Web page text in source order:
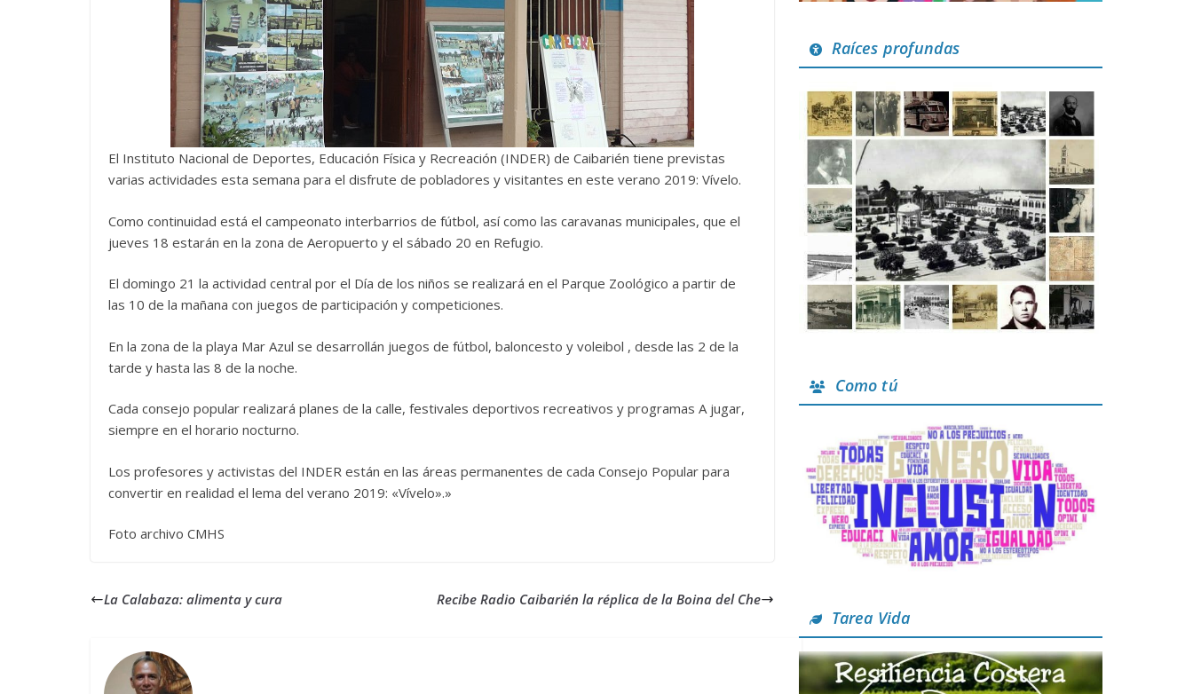
El Instituto Nacional de Deportes, Educación Física y Recreación (INDER) de Caibarién tiene previstas
varias actividades esta semana para el disfrute de pobladores y visitantes en este verano 2019: Vívelo.
Como continuidad está el campeonato interbarrios de fútbol, así como las caravanas municipales, que el
jueves 18 estarán en la zona de Aeropuerto y el sábado 20 en Refugio.
El domingo 21 la actividad central por el Día de los niños se realizará en el Parque Zoológico a partir de
las 10 de la mañana con juegos de participación y competiciones.
En la zona de la playa Mar Azul se desarrollán juegos de fútbol, baloncesto y voleibol , desde las 2 de la
tarde y hasta las 8 de la noche.
Cada consejo popular realizará planes de la calle, festivales deportivos recreativos y programas A jugar,
siempre en el horario nocturno.
Los profesores y activistas del INDER están en las áreas permanentes de cada Consejo Popular para
convertir en realidad el lema del verano 2019: «Vívelo».»
Foto archivo CMHS
La Calabaza: alimenta y cura Recibe Radio Caibarién la réplica de la Boina del Che
Raíces profundas
Como tú
Tarea Vida